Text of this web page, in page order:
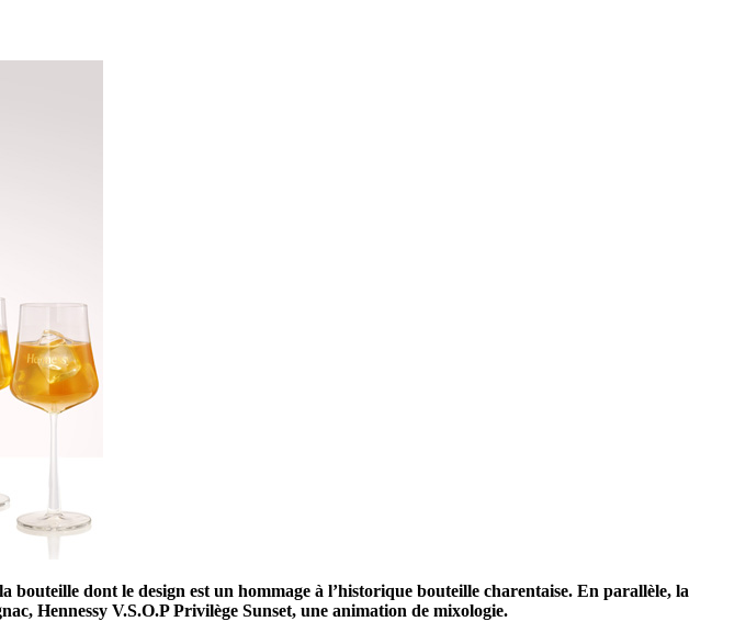
bouteille dont le design est un hommage à l’historique bouteille charentaise. En parallèle, la
Hennessy V.S.O.P Privilège Sunset, une animation de mixologie.